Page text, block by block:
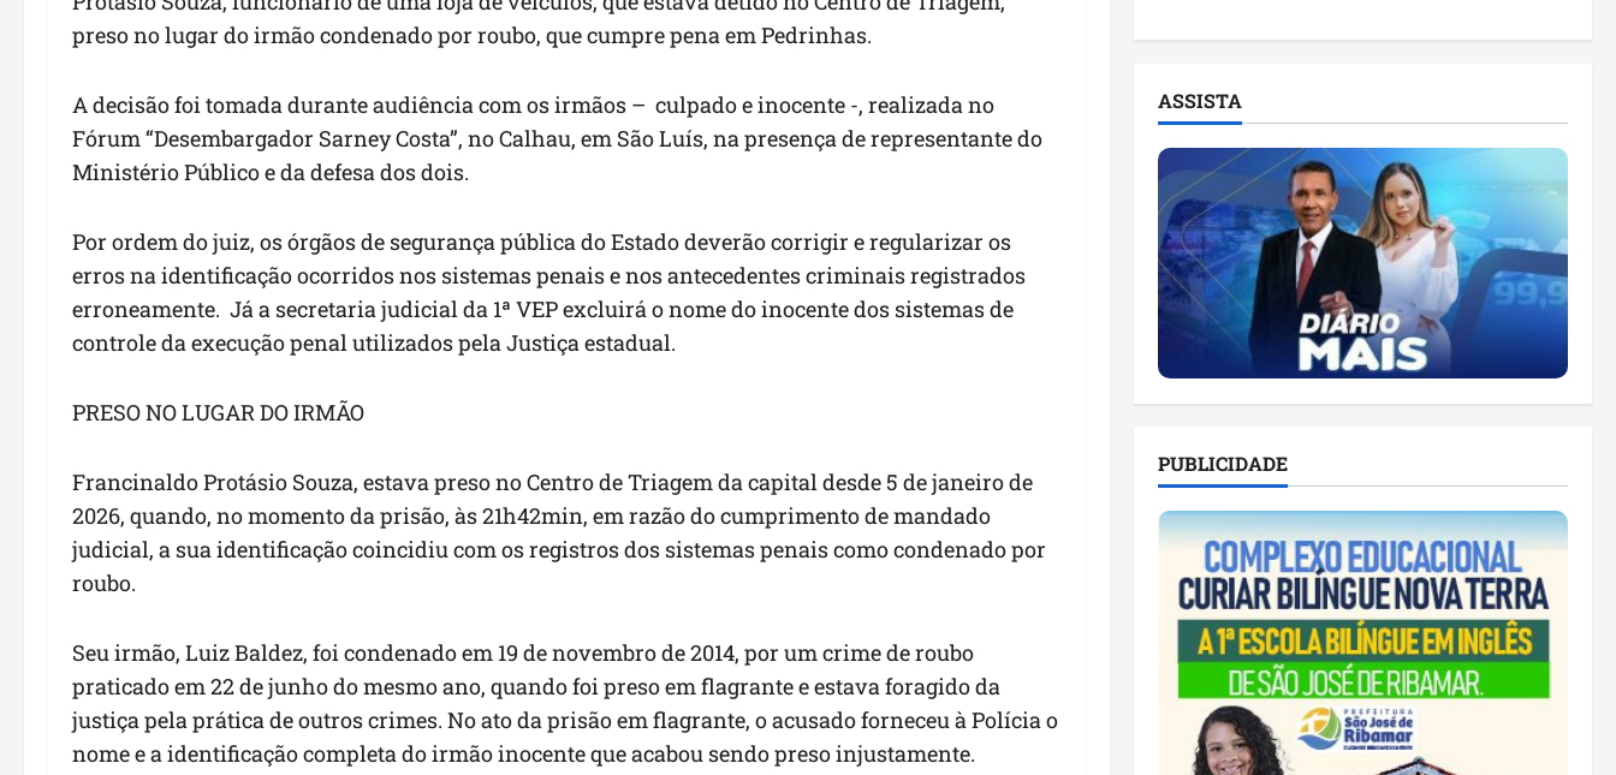
preso no lugar do irmão condenado por roubo, que cumpre pena em Pedrinhas.
A decisão foi tomada durante audiência com os irmãos – culpado e inocente -, realizada no
Fórum “Desembargador Sarney Costa”, no Calhau, em São Luís, na presença de representante do
Ministério Público e da defesa dos dois.
Por ordem do juiz, os órgãos de segurança pública do Estado deverão corrigir e regularizar os
erros na identificação ocorridos nos sistemas penais e nos antecedentes criminais registrados
erroneamente. Já a secretaria judicial da 1ª VEP excluirá o nome do inocente dos sistemas de
controle da execução penal utilizados pela Justiça estadual.
PRESO NO LUGAR DO IRMÃO
Francinaldo Protásio Souza, estava preso noCentro de Triagem da capital desde 5 de janeiro de
2026, quando, no momento da prisão, às 21h42min, em razão do cumprimento de mandado
judicial, a sua identificação coincidiu com os registros dos sistemas penais como condenado por
roubo.
Seu irmão, Luiz Baldez, foi condenado em 19 de novembro de 2014, por um crime de roubo
praticado em22 de junhodo mesmo ano, quando foi preso em flagrante e estava foragido da
justiça pela prática de outros crimes. No ato da prisão em flagrante, o acusado forneceu à Polícia o
nome e a identificação completa do irmão inocente que acabou sendo preso injustamente.
ASSISTA
PUBLICIDADE